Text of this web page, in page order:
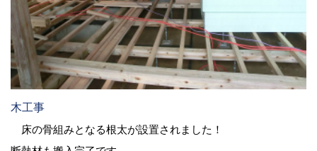
木工事
床の骨組みとなる根太が設置されました！